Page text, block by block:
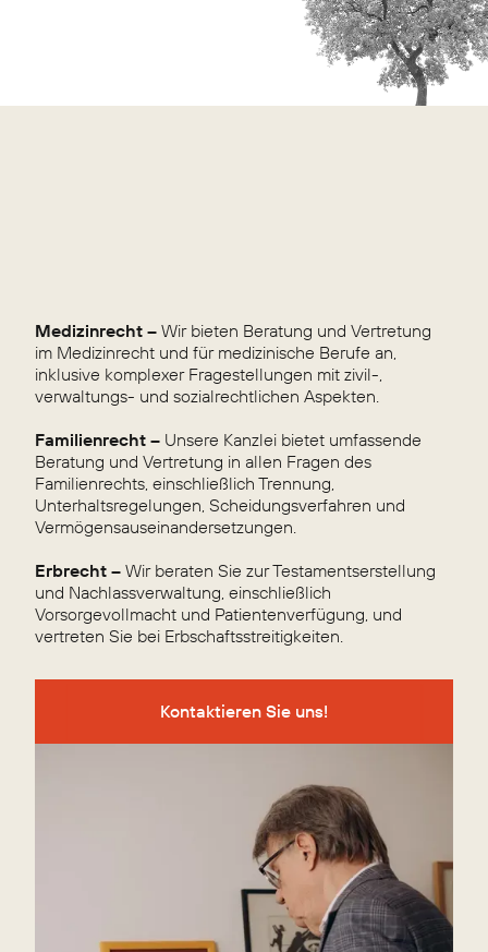
Medizinrecht – Wir bieten Beratung und Vertretung
im Medizinrecht und für medizinische Berufe an,
inklusive komplexer Fragestellungen mit zivil-,
verwaltungs- und sozialrechtlichen Aspekten.
Familienrecht – Unsere Kanzlei bietet umfassende
Beratung und Vertretung in allen Fragen des
Familienrechts, einschließlich Trennung,
Unterhaltsregelungen, Scheidungsverfahren und
Vermögensauseinandersetzungen.
Erbrecht –Wir beraten Sie zur Testamentserstellung
und Nachlassverwaltung, einschließlich
Vorsorgevollmacht und Patientenverfügung, und
vertreten Sie bei Erbschaftsstreitigkeiten.
Kontaktieren Sie uns!